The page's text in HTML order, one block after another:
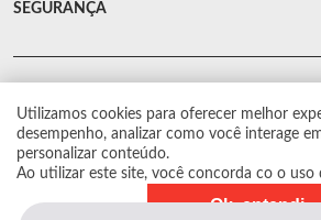
Utilizamos cookies para oferecer melhor
desempenho, analizar como você interage
personalizar conteúdo.
Ao utilizar este site, você concorda co o uso
Ok, entendi
SEGURANÇA
© Arsenal Car. Todos os direitos
Proibida reprodução total ou parcial. Preços e
aviso prévio.